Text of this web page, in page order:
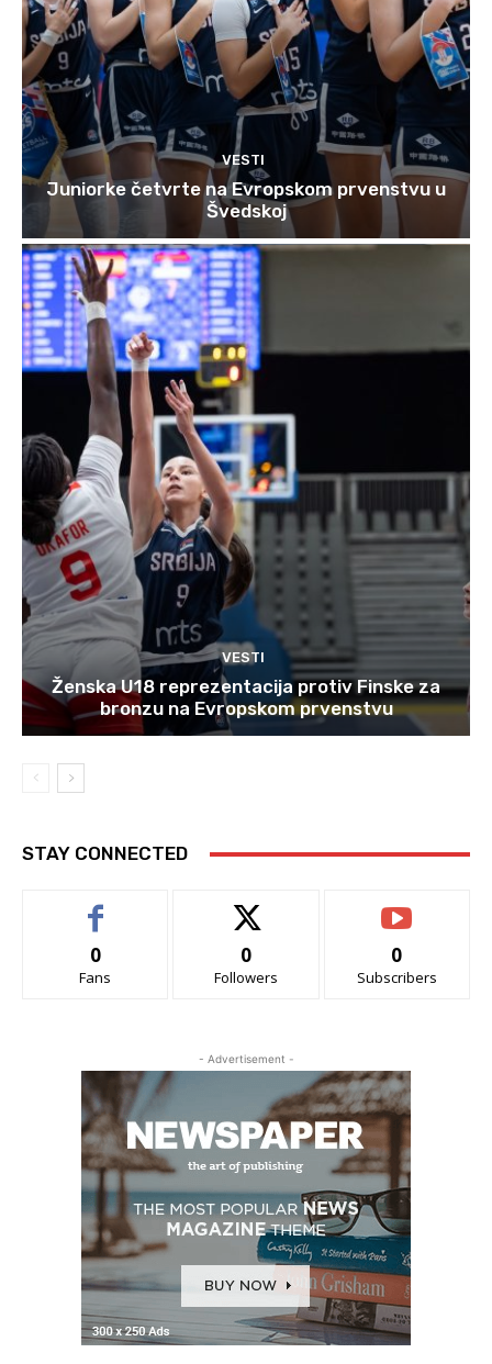
VESTI
Juniorke četvrte na Evropskom prvenstvu u
Švedskoj
VESTI
Ženska U18 reprezentacija protiv Finske za
bronzu na Evropskom prvenstvu
STAY CONNECTED
0
Fans
0
Followers
0
Subscribers
- Advertisement -